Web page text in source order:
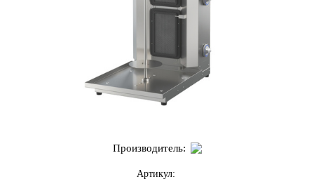
Производитель:
Артикул: